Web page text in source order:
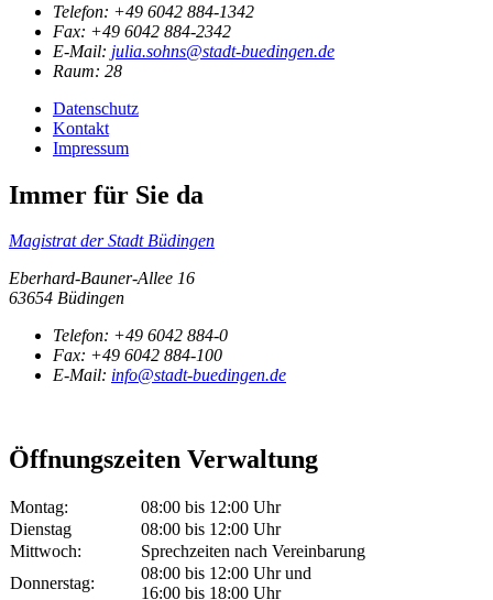
Telefon: +49 6042 884-1342
Fax: +49 6042 884-2342
E-Mail: julia.sohns@stadt-buedingen.de
Raum: 28
Datenschutz
Kontakt
Impressum
Immer für Sie da
Magistrat der Stadt Büdingen
Eberhard-Bauner-Allee 16
63654 Büdingen
Telefon: +49 6042 884-0
Fax: +49 6042 884-100
E-Mail: info@stadt-buedingen.de
Öffnungszeiten Verwaltung
Montag:
08:00 bis 12:00 Uhr
Dienstag
08:00 bis 12:00 Uhr
Mittwoch:
Sprechzeiten nach Vereinbarung
Donnerstag:
08:00 bis 12:00 Uhr und
16:00 bis 18:00 Uhr